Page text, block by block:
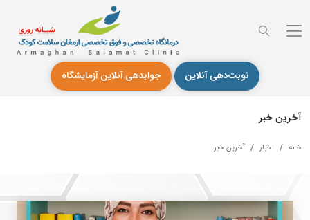
نوبت‌دهی آنلاین جوابدهی آنلاین آزمایشگاه
آخرین خبر
خانه اخبار آخرین خبر